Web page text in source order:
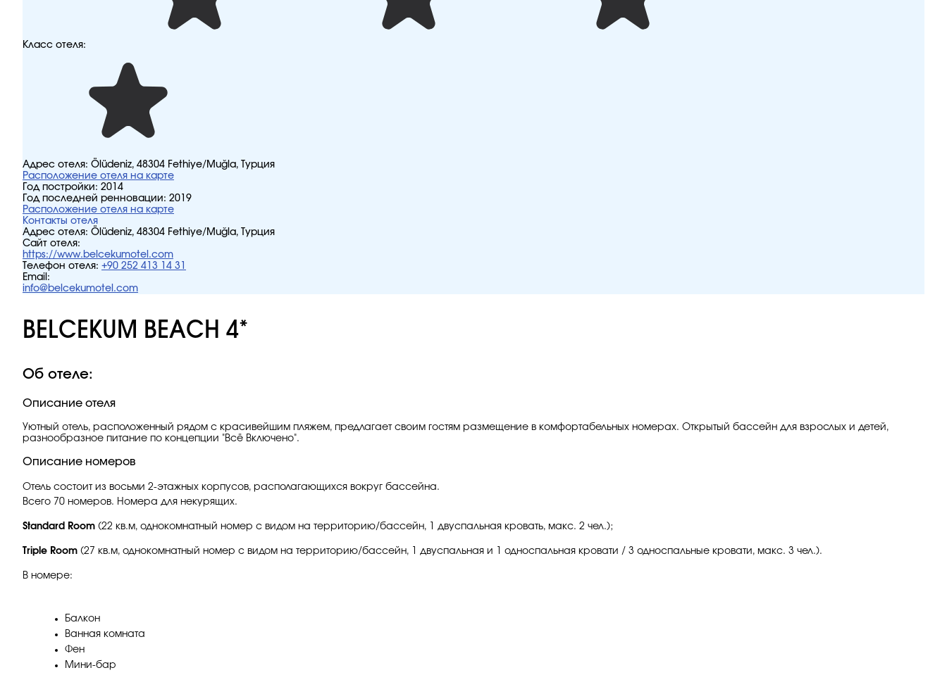
Класс отеля:
Адрес отеля: Ölüdeniz, 48304 Fethiye/Muğla, Турция
Расположение отеля на карте
Год постройки: 2014
Год последней ренновации: 2019
Расположение отеля на карте
Контакты отеля
Адрес отеля: Ölüdeniz, 48304 Fethiye/Muğla, Турция
Сайт отеля:
https://www.belcekumotel.com
Телефон отеля: +90 252 413 14 31
Email:
info@belcekumotel.com
BELCEKUM BEACH 4*
Об отеле:
Описание отеля
Уютный отель, расположенный рядом с красивейшим пляжем, предлагает своим гостям размещение в комфортабельных номерах. Открытый бассейн для взрослых и детей,
разнообразное питание по концепции "Всё Включено".
Описание номеров
Отель состоит из восьми 2-этажных корпусов, располагающихся вокруг бассейна.
Всего 70 номеров. Номера для некурящих.
Standard Room (22 кв.м, однокомнатный номер с видом на территорию/бассейн, 1 двуспальная кровать, макс. 2 чел.);
Triple Room (27 кв.м, однокомнатный номер с видом на территорию/бассейн, 1 двуспальная и 1 односпальная кровати / 3 односпальные кровати, макс. 3 чел.).
В номере:
Балкон
Ванная комната
Фен
Мини-бар